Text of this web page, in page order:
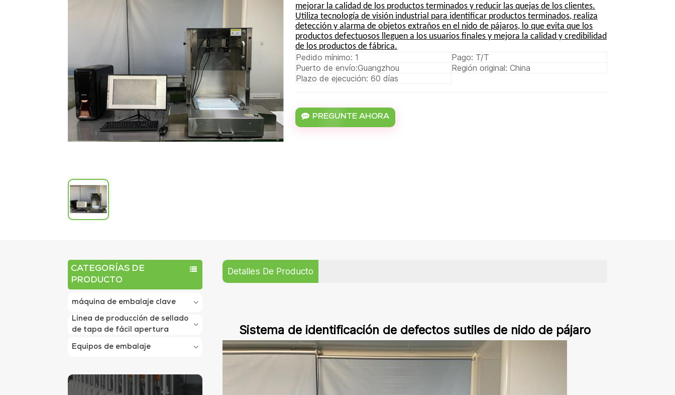
mejorar la calidad de los productos terminados y reducir las quejas de los clientes.
Utiliza tecnología de visión industrial para identificar productos terminados, realiza
detección y alarma de objetos extraños en el nido de pájaros, lo que evita que los
productos defectuosos lleguen a los usuarios finales y mejora la calidad y credibilidad
de los productos de fábrica.
Pedido mínimo: 1
Pago: T/T
Puerto de envío:Guangzhou
Región original: China
Plazo de ejecución: 60 días
PREGUNTE AHORA
CATEGORÍAS DE
PRODUCTO
máquina de embalaje clave
Línea de producción de sellado
de tapa de fácil apertura
Equipos de embalaje
Detalles De Producto
Sistema de identificación de defectos sutiles de nido de pájaro